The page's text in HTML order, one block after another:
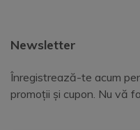
Newsletter
Înregistrează-te acum
promoții și cupon. Nu vă